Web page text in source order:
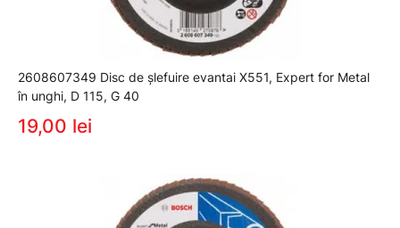
2608607349 Disc de şlefuire evantai X551, Expert for Metal
în unghi, D 115, G 40
19,00 lei